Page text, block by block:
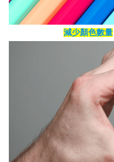
減少顏色數量